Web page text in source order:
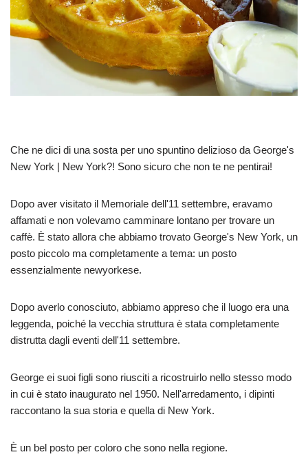
Che ne dici di una sosta per uno spuntino delizioso da George's
New York | New York?! Sono sicuro che non te ne pentirai!
Dopo aver visitato il Memoriale dell'11 settembre, eravamo
affamati e non volevamo camminare lontano per trovare un
caffè. È stato allora che abbiamo trovato George's New York, un
posto piccolo ma completamente a tema: un posto
essenzialmente newyorkese.
Dopo averlo conosciuto, abbiamo appreso che il luogo era una
leggenda, poiché la vecchia struttura è stata completamente
distrutta dagli eventi dell'11 settembre.
George ei suoi figli sono riusciti a ricostruirlo nello stesso modo
in cui è stato inaugurato nel 1950. Nell'arredamento, i dipinti
raccontano la sua storia e quella di New York.
È un bel posto per coloro che sono nella regione.